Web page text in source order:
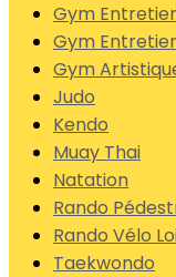
Gym
Gym
Gym
Judo
Kendo
Muay Thai
Natation
Rando
Rando Vélo
Taekwondo